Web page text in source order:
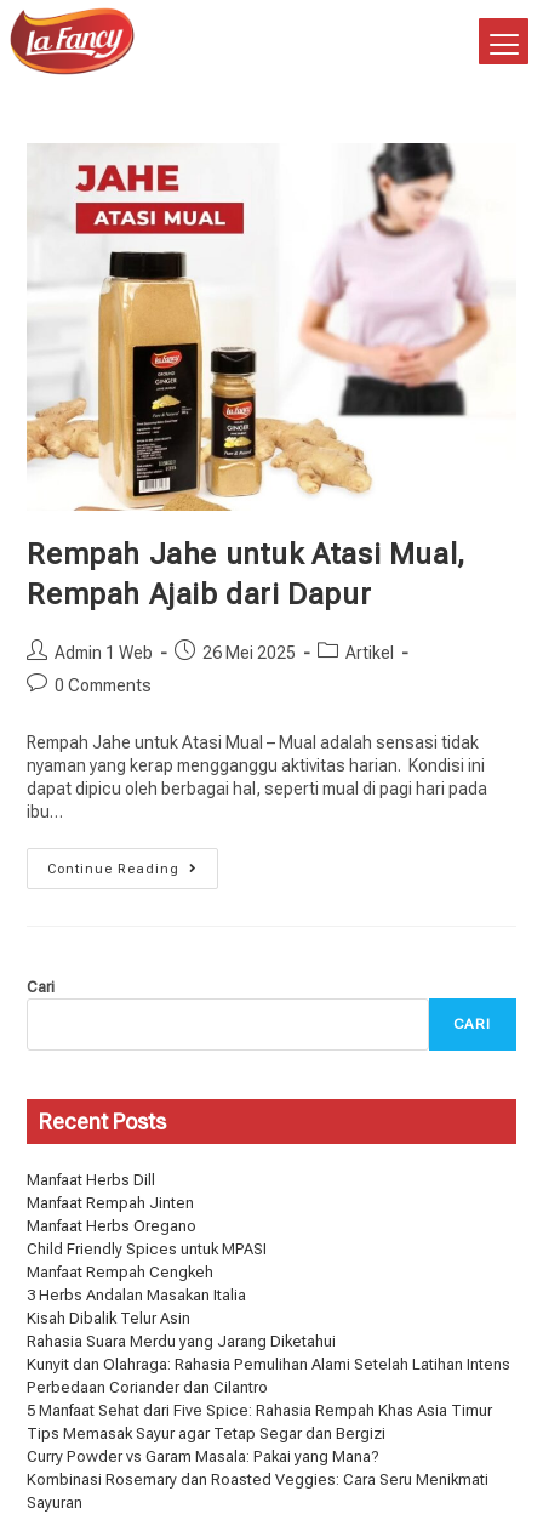
Rempah Jahe untuk Atasi Mual,
Rempah Ajaib dari Dapur
Admin 1 Web 26 Mei 2025
Artikel
0 Comments
Rempah Jahe untuk Atasi Mual – Mual adalah sensasi tidak
nyaman yang kerap mengganggu aktivitas harian. Kondisi ini
dapat dipicu oleh berbagai hal, seperti mual di pagi hari pada
ibu…
Continue Reading
Cari
CARI
Recent Posts
Manfaat Herbs Dill
Manfaat Rempah Jinten
Manfaat Herbs Oregano
Child Friendly Spices untuk MPASI
Manfaat Rempah Cengkeh
3 Herbs Andalan Masakan Italia
Kisah Dibalik Telur Asin
Rahasia Suara Merdu yang Jarang Diketahui
Kunyit dan Olahraga: Rahasia Pemulihan Alami Setelah Latihan Intens
Perbedaan Coriander dan Cilantro
5 Manfaat Sehat dari Five Spice: Rahasia Rempah Khas Asia Timur
Tips Memasak Sayur agar Tetap Segar dan Bergizi
Curry Powder vs Garam Masala: Pakai yang Mana?
Kombinasi Rosemary dan Roasted Veggies: Cara Seru Menikmati
Sayuran